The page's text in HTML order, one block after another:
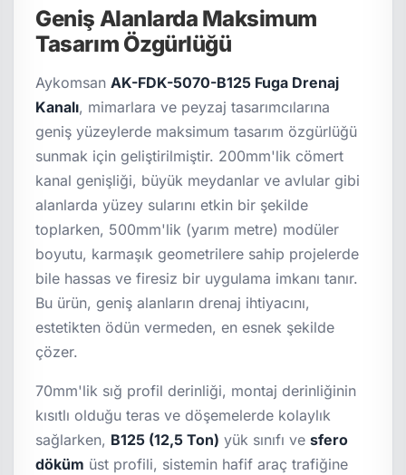
Geniş Alanlarda Maksimum
Tasarım Özgürlüğü
AykomsanAK-FDK-5070-B125 Fuga Drenaj
Kanalı, mimarlara ve peyzaj tasarımcılarına
geniş yüzeylerde maksimum tasarım özgürlüğü
sunmak için geliştirilmiştir. 200mm'lik cömert
kanal genişliği, büyük meydanlar ve avlular gibi
alanlarda yüzey sularını etkin bir şekilde
toplarken, 500mm'lik (yarım metre) modüler
boyutu, karmaşık geometrilere sahip projelerde
bile hassas ve firesiz bir uygulama imkanı tanır.
Bu ürün, geniş alanların drenaj ihtiyacını,
estetikten ödün vermeden, en esnek şekilde
çözer.
70mm'lik sığ profil derinliği, montaj derinliğinin
kısıtlı olduğu teras ve döşemelerde kolaylık
sağlarken, B125 (12,5 Ton) yük sınıfı vesfero
döküm üst profili, sistemin hafif araç trafiğine